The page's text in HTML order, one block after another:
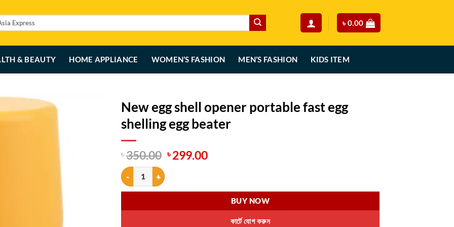
৳ 0.00
& BEAUTY HOME APPLIANCE WOMEN’S FASHION MEN’S FASHION KIDS ITEM
New egg shell opener portable fast egg
shelling egg beater
৳350.00 Original
৳ 350.00.
৳299.00Current
৳ 299.00.
New egg shell opener portable fast egg shelling egg beater quantity
কার্টে যোগ করুন
BUY NOW